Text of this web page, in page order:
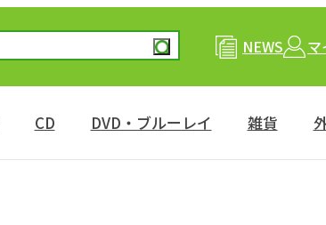
NEWS マ
CD DVD・ブルーレイ 雑貨